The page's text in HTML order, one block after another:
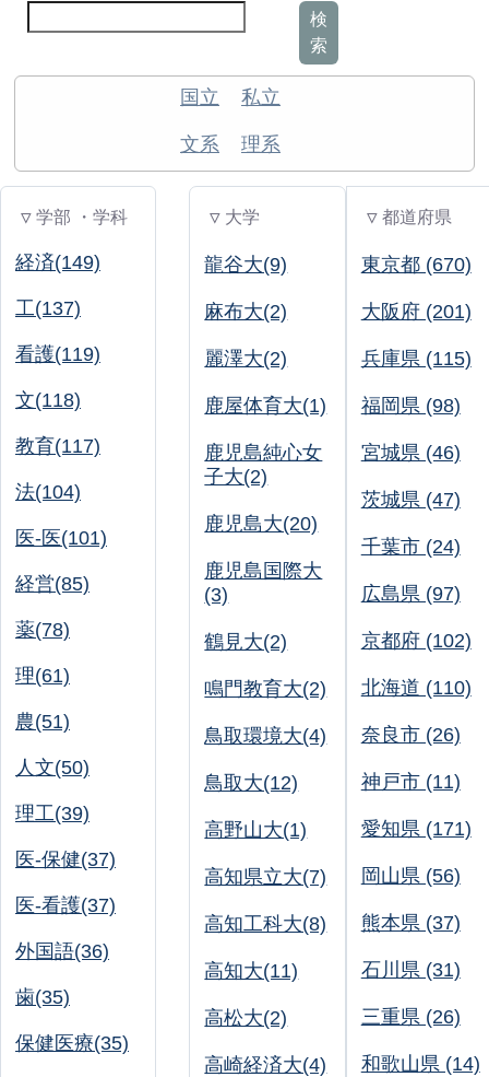
検
索
国立 私立
文系 理系
▽ 学部 ・学科
経済(149)
工(137)
看護(119)
文(118)
教育(117)
法(104)
医-医(101)
経営(85)
薬(78)
理(61)
農(51)
人文(50)
理工(39)
医-保健(37)
医-看護(37)
外国語(36)
歯(35)
保健医療(35)
▽ 大学
龍谷大(9)
麻布大(2)
麗澤大(2)
鹿屋体育大(1)
鹿児島純心女
子大(2)
鹿児島大(20)
鹿児島国際大
(3)
鶴見大(2)
鳴門教育大(2)
鳥取環境大(4)
鳥取大(12)
高野山大(1)
高知県立大(7)
高知工科大(8)
高知大(11)
高松大(2)
高崎経済大(4)
▽ 都道府県
東京都 (670)
大阪府 (201)
兵庫県 (115)
福岡県 (98)
宮城県 (46)
茨城県 (47)
千葉市 (24)
広島県 (97)
京都府 (102)
北海道 (110)
奈良市 (26)
神戸市 (11)
愛知県 (171)
岡山県 (56)
熊本県 (37)
石川県 (31)
三重県 (26)
和歌山県 (14)